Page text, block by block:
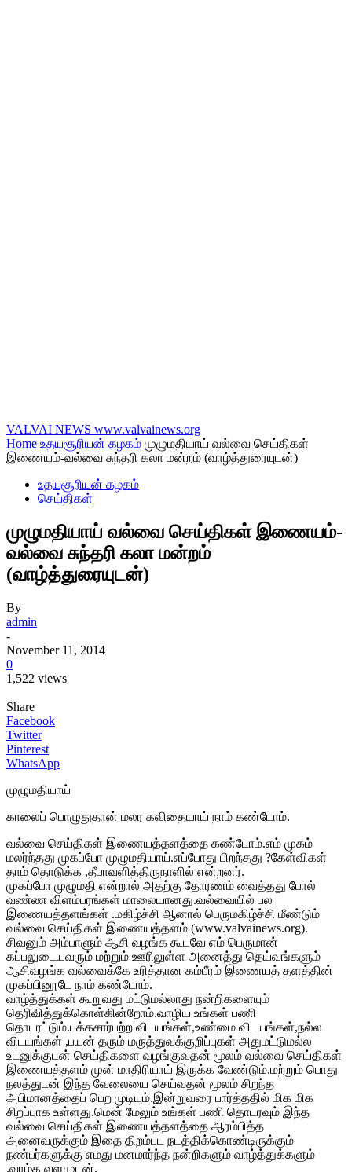
VALVAI NEWS www.valvainews.org
Home உதயசூரியன் கழகம் முழுமதியாய் வல்வை செய்திகள்
இணையம்-வல்வை சுந்தரி கலா மன்றம் (வாழ்த்துரையுடன்)
உதயசூரியன் கழகம்
செய்திகள்
முழுமதியாய் வல்வை செய்திகள் இணையம்-
வல்வை சுந்தரி கலா மன்றம்
(வாழ்த்துரையுடன்)
By
admin
-
November 11, 2014
0
1,522 views
Share
Facebook
Twitter
Pinterest
WhatsApp
முழுமதியாய்
காலைப் பொழுதுதான் மலர கவிதையாய் நாம் கண்டோம்.
வல்வை செய்திகள் இணையத்தளத்தை கண்டோம்.எம் முகம்
மலர்ந்தது முகப்போ முழுமதியாய்.எப்போது பிறந்தது ?கேள்விகள்
தாம் தொடுக்க ,தீபாவளித்திருநாளில் என்றனர்.
முகப்போ முழுமதி என்றால் அதற்கு தோரணம் வைத்தது போல்
வண்ண விளம்பரங்கள் மாலையானது.வல்வையில் பல
இணையத்தளங்கள் .மகிழ்ச்சி ஆனால் பெருமகிழ்ச்சி மீண்டும்
வல்வை செய்திகள் இணையத்தளம் (www.valvainews.org).
சிவனும் அம்பாளும் ஆசி வழங்க கூடவே எம் பெருமான்
கப்பலுடையவரும் மற்றும் ஊரிலுள்ள அனைத்து தெய்வங்களும்
ஆசிவழங்க வல்வைக்கே உரித்தான கம்பீரம் இணையத் தளத்தின்
முகப்பினூடே நாம் கண்டோம்.
வாழ்த்துக்கள் கூறுவது மட்டுமல்லாது நன்றிகளையும்
தெரிவித்துக்கொள்கின்றோம்.வாழிய உங்கள் பணி
தொடரட்டும்.பக்கசார்பற்ற விடயங்கள்,உண்மை விடயங்கள்,நல்ல
விடயங்கள் ,பயன் தரும் மருத்துவக்குறிப்புகள் அதுமட்டுமல்ல
உடனுக்குடன் செய்திகளை வழங்குவதன் மூலம் வல்வை செய்திகள்
இணையத்தளம் முன் மாதிரியாய் இருக்க வேண்டும்.மற்றும் பொது
நலத்துடன் இந்த வேலையை செய்வதன் மூலம் சிறந்த
அபிமானத்தைப் பெற முடியும்.இன்றுவரை பார்த்ததில் மிக மிக
சிறப்பாக உள்ளது.மென் மேலும் உங்கள் பணி தொடரவும் இந்த
வல்வை செய்திகள் இணையத்தளத்தை ஆரம்பித்த
அனைவருக்கும் இதை திறம்பட நடத்திக்கொண்டிருக்கும்
நண்பர்களுக்கு எமது மனமார்ந்த நன்றிகளும் வாழ்த்துக்களும்
.வாழ்க வளமுடன்.